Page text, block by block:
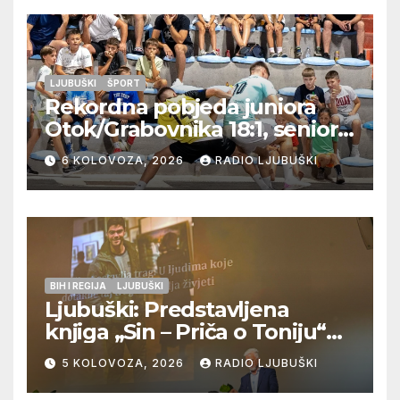
LJUBUŠKI ŠPORT
Rekordna pobjeda juniora
Otok/Grabovnika 18:1, seniori
Pregrađa u četvrtfinalu,
Veljaci i Cerno/Crnopod u
doigravanju, Grljevići završili
natjecanje
6 KOLOVOZA, 2026 RADIO LJUBUŠKI
BIH I REGIJA LJUBUŠKI
Ljubuški: Predstavljena
knjiga „Sin – Priča o Toniju“
dr. sc. Zdenka Hercega
5 KOLOVOZA, 2026 RADIO LJUBUŠKI